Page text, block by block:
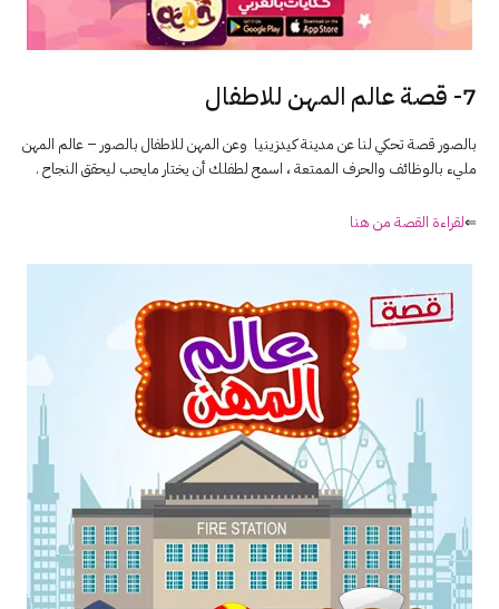
7- قصة عالم المهن للاطفال
بالصور قصة تحكي لنا عن مدينة كيدزينيا وعن المهن للاطفال بالصور – عالم المهن
مليء بالوظائف والحرف الممتعة ، اسمح لطفلك أن يختار مايحب ليحقق النجاح .
⇐لقراءة القصة من هنا